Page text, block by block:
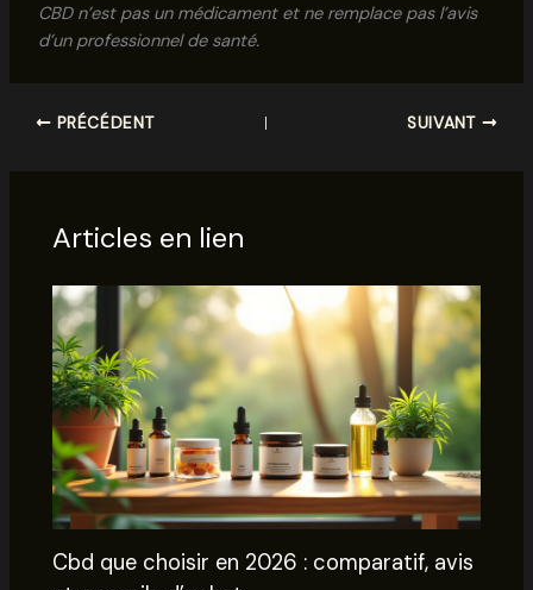
CBD n’est pas un médicament et ne remplace pas l’avis
d’un professionnel de santé.
PRÉCÉDENT SUIVANT
Articles en lien
Cbd que choisir en 2026 : comparatif, avis